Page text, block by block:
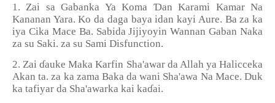
1. Zai sa Gabanka Ya Koma Ɗan Karami Kamar Na
Kananan Yara. Ko da daga baya idan kayi Aure. Ba za ka
iya Cika Mace Ba. Sabida Jijiyoyin Wannan Gaban Naka
za su Saki. za su Sami Disfunction.
2. Zaiɗauke Maka Karfin Sha'awar da Allah ya Halicceka
Akan ta. za ka zama Baka da wani Sha'awa Na Mace. Duk
ka tafiyar da Sha'awarka kai kaɗai.